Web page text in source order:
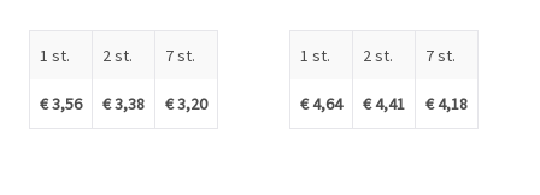
1 st.
€ 3,56
2 st.
€ 3,38
7 st.
€ 3,20
1 st.
€ 4,64
2 st.
€ 4,41
7 st.
€ 4,18